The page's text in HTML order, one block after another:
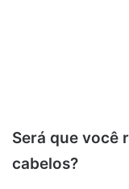
Será que você
cabelos?